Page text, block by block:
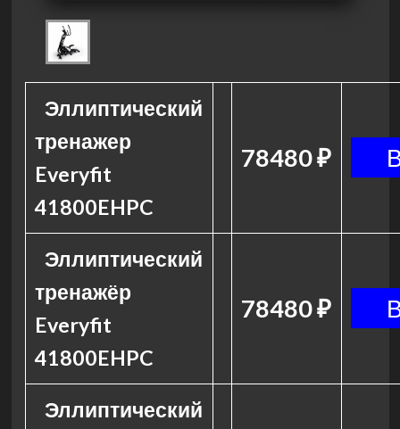
Эллиптический
тренажер
Everyfit
41800EHPC
78480 ₽
Эллиптический
тренажёр
Everyfit
41800EHPC
78480 ₽
Эллиптический